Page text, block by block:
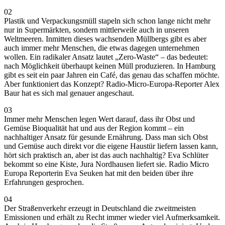
02
Plastik und Verpackungsmüll stapeln sich schon lange nicht mehr
nur in Supermärkten, sondern mittlerweile auch in unseren
Weltmeeren. Inmitten dieses wachsenden Müllbergs gibt es aber
auch immer mehr Menschen, die etwas dagegen unternehmen
wollen. Ein radikaler Ansatz lautet „Zero-Waste“ – das bedeutet:
nach Möglichkeit überhaupt keinen Müll produzieren. In Hamburg
gibt es seit ein paar Jahren ein Café, das genau das schaffen möchte.
Aber funktioniert das Konzept? Radio-Micro-Europa-Reporter Alex
Baur hat es sich mal genauer angeschaut.
03
Immer mehr Menschen legen Wert darauf, dass ihr Obst und
Gemüse Bioqualität hat und aus der Region kommt – ein
nachhaltiger Ansatz für gesunde Ernährung. Dass man sich Obst
und Gemüse auch direkt vor die eigene Haustür liefern lassen kann,
hört sich praktisch an, aber ist das auch nachhaltig? Eva Schlüter
bekommt so eine Kiste, Jura Nordhausen liefert sie. Radio Micro
Europa Reporterin Eva Seuken hat mit den beiden über ihre
Erfahrungen gesprochen.
04
Der Straßenverkehr erzeugt in Deutschland die zweitmeisten
Emissionen und erhält zu Recht immer wieder viel Aufmerksamkeit.